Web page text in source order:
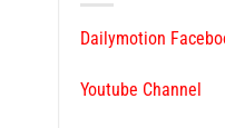
Dailymotion
Youtube Channel